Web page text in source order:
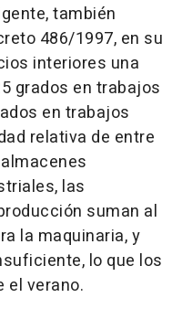
también
486/1997, en su
interiores una
grados en trabajos
en trabajos
relativa de entre
las
suman al
la maquinaria, y
lo que los
el verano.